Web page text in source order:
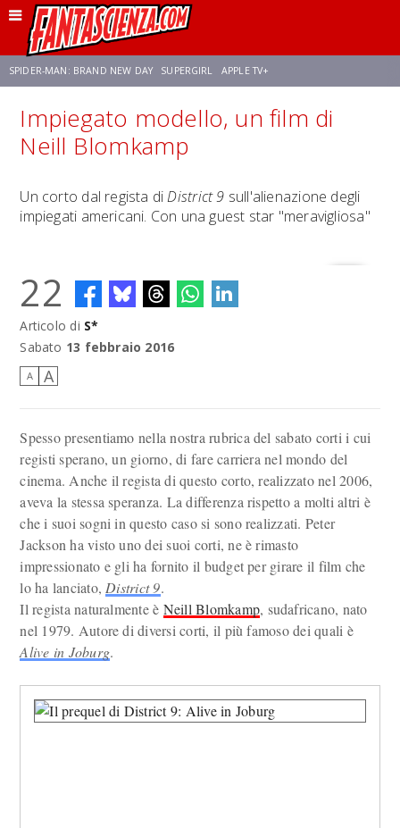
SPIDER-MAN: BRAND NEW DAY SUPERGIRL APPLE TV+
FRANCO RICCIARDIELLO ZENDAYA STAR TREK AVENGERS: DOOMSDAY
Impiegato modello, un film di
Neill Blomkamp
Un corto dal regista diDistrict 9 sull'alienazione degli
impiegati americani. Con una guest star "meravigliosa"
22
Articolo di S*
Sabato 13 febbraio 2016
A A
Spesso presentiamo nella nostra rubrica del sabato corti i cui
registi sperano, un giorno, di fare carriera nel mondo del
cinema. Anche il regista di questo corto, realizzato nel 2006,
aveva la stessa speranza. La differenza rispetto a molti altri è
che i suoi sogni in questo caso si sono realizzati. Peter
Jackson ha visto uno dei suoi corti, ne è rimasto
impressionato e gli ha fornito il budget per girare il film che
lo ha lanciato, District 9.
Il regista naturalmente è Neill Blomkamp, sudafricano, nato
nel 1979. Autore di diversi corti, il più famoso dei quali è
Alive in Joburg.